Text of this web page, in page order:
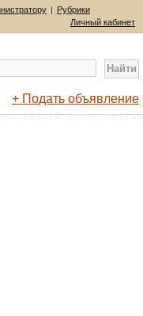
| Рубрики
Личный кабинет
+ Подать объявление